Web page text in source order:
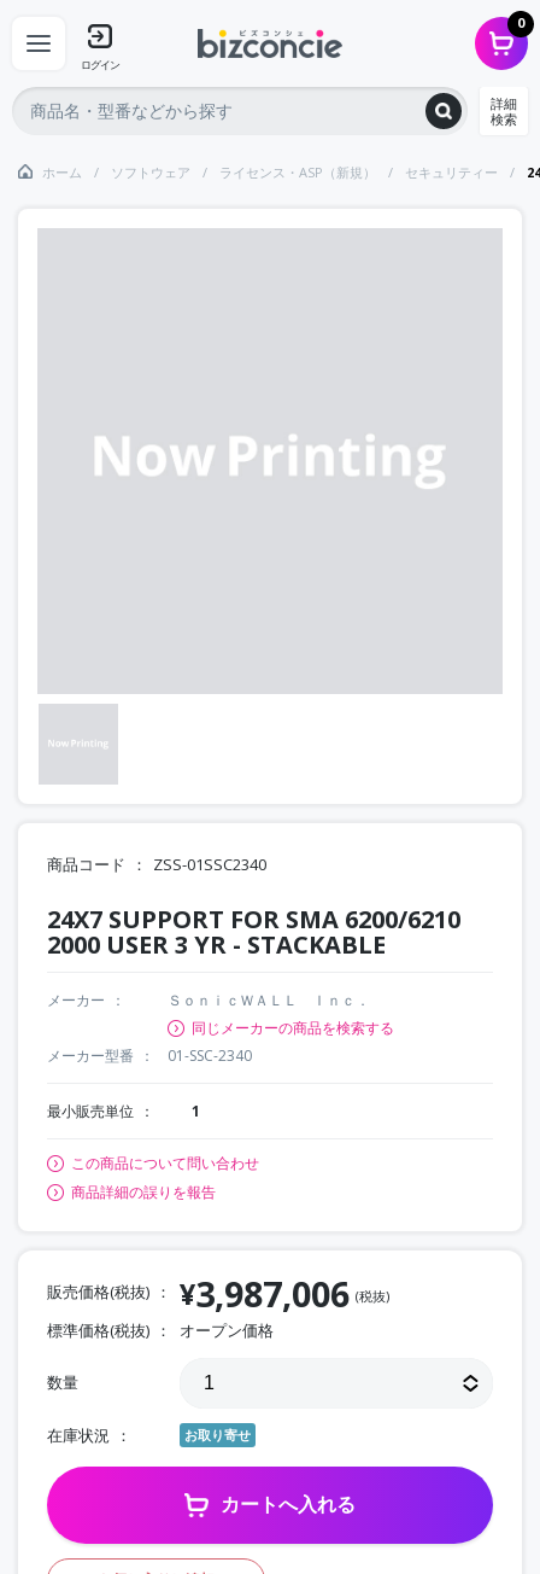
ログイン
0
詳細
検索
ホーム ソフトウェア ライセンス・ASP（新規） セキュリティー
商品コード ZSS-01SSC2340
24X7 SUPPORT FOR SMA 6200/6210
2000 USER 3 YR - STACKABLE
メーカー
ＳｏｎｉｃＷＡＬＬ Ｉｎｃ．
同じメーカーの商品を検索する
メーカー型番
01-SSC-2340
最小販売単位 1
この商品について問い合わせ
商品詳細の誤りを報告
販売価格(税抜) ¥3,987,006 (税抜)
標準価格(税抜) オープン価格
数量
在庫状況 お取り寄せ
カートへ入れる